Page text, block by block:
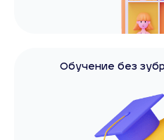
Обучение без